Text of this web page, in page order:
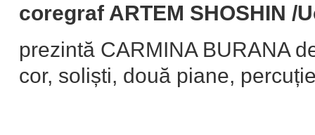
coregraf ARTEM SHOSHIN /
prezintă CARMINA BURANA
cor, soliști, două piane,